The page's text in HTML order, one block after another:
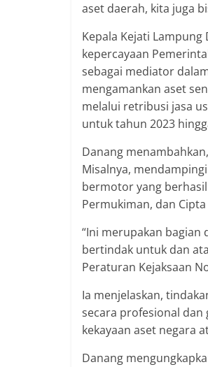
aset daerah, kita juga
Kepala Kejati
kepercayaan
sebagai mediator
mengamankan aset
melalui retribusi jasa
untuk tahun 2023
Danang
Misalnya,
bermotor yang
Permukiman, dan
“Ini merupakan bagian
bertindak untuk dan
Peraturan Kejaksaan
Ia menjelaskan,
secara profesional dan
kekayaan aset negara
Danang